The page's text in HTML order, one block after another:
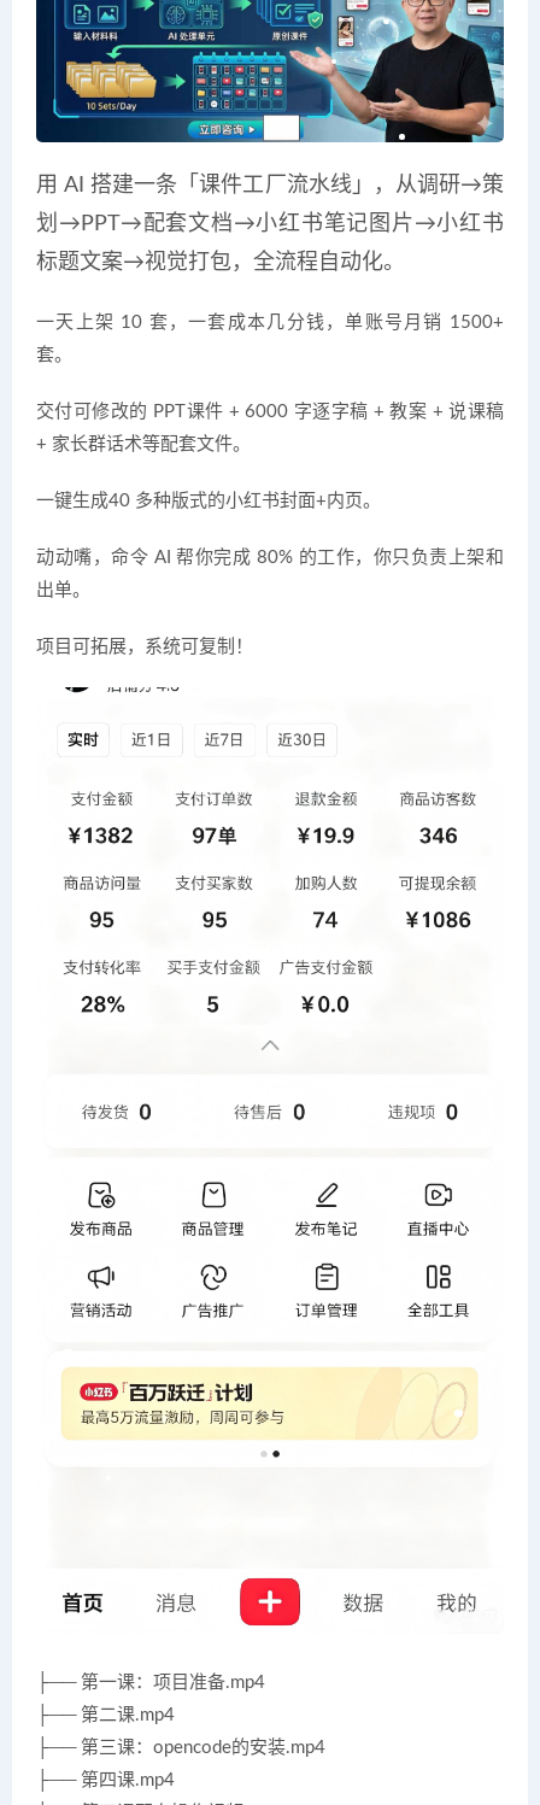
用 AI 搭建一条「课件工厂流水线」，从调研→策
划→PPT→配套文档→小红书笔记图片→小红书
标题文案→视觉打包，全流程自动化。
一天上架 10 套，一套成本几分钱，单账号月销 1500+
套。
交付可修改的 PPT课件 + 6000 字逐字稿 + 教案 + 说课稿
+ 家长群话术等配套文件。
一键生成40 多种版式的小红书封面+内页。
动动嘴，命令 AI 帮你完成 80% 的工作，你只负责上架和
出单。
项目可拓展，系统可复制！
├── 第一课：项目准备.mp4
├── 第二课.mp4
├── 第三课：opencode的安装.mp4
├── 第四课.mp4